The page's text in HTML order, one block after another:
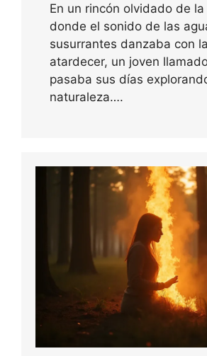
En un rincón olvidado de la
donde el sonido de las
susurrantes danzaba con
atardecer, un joven
pasaba sus días
naturaleza….